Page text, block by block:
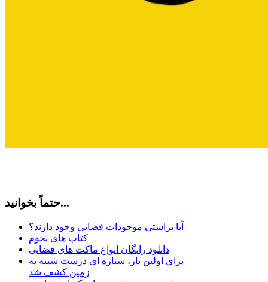
حتماً بخوانید...
آیا براستی موجودات فضایی وجود دارند؟
کتاب های نجوم
دانلود رایگان انواع ماکت های فضایی
برای اولین بار، سیاره ای درست شبیه به
زمین کشف شد